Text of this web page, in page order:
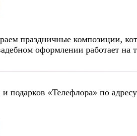
праздничные композиции,
оформлении работает на
подарков «Телефлора» по